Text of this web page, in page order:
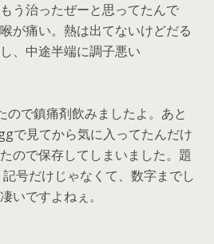
う治ったぜーと思ってたんで
が痛い。熱は出てないけどだる
、中途半端に調子悪い
ので鎮痛剤飲みましたよ。あと
で見てから気に入ってたんだけ
ので保存してしまいました。題
号だけじゃなくて、数字までし
いですよねぇ。